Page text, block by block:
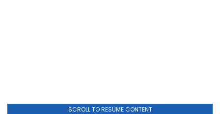
SCROLL TO RESUME CONTENT